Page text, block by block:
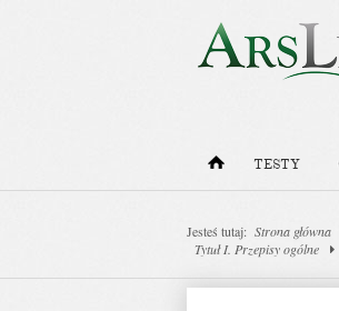
TESTY
Jesteś tutaj: Strona główna
Tytuł I. Przepisy ogólne